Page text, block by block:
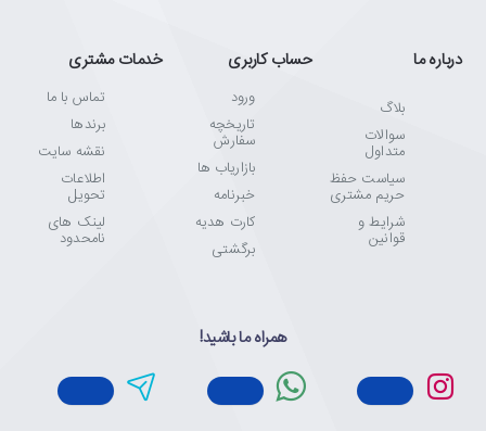
درباره ما
بلاگ
سوالات
متداول
سیاست حفظ
حریم مشتری
شرایط و
قوانین
حساب کاربری
ورود
تاریخچه
سفارش
بازاریاب ها
خبرنامه
کارت هدیه
برگشتی
خدمات مشتری
تماس با ما
برندها
نقشه سایت
اطلاعات
تحویل
لینک های
نامحدود
همراه ما باشید!